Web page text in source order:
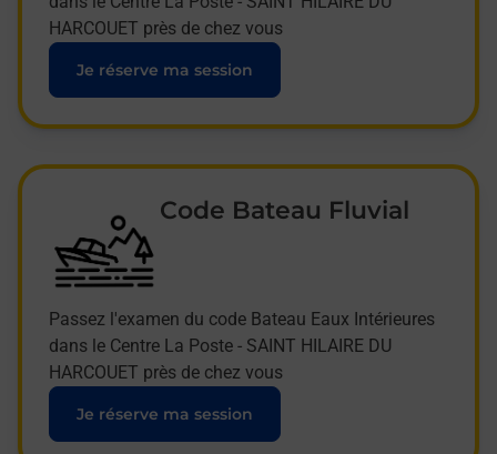
HARCOUET près de chez vous
Je réserve ma session
Code Bateau Fluvial
Passez l'examen du code Bateau Eaux Intérieures
dans le Centre La Poste - SAINT HILAIRE DU
HARCOUET près de chez vous
Je réserve ma session